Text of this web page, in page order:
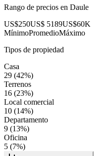
Rango de precios en Daule
US$250US$ 5189US$60K
MínimoPromedioMáximo
Tipos de propiedad
Casa
29 (42%)
Terrenos
16 (23%)
Local comercial
10 (14%)
Departamento
9 (13%)
Oficina
5 (7%)